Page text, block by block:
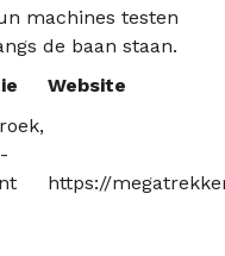
machines testen
de baan staan.
Website
https://